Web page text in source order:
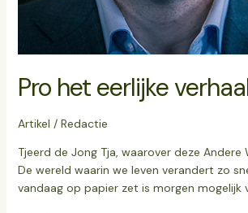
Pro het eerlijke
Artikel / Redactie
Tjeerd de Jong Tja, waarover deze Andere
De wereld waarin we leven verandert zo
vandaag op papier zet is morgen mogelijk